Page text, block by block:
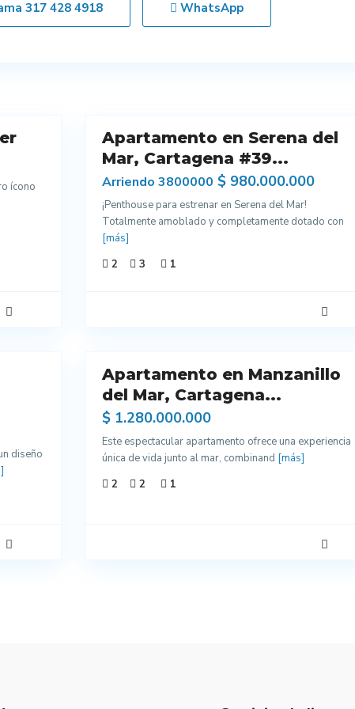
317 428 4918 WhatsApp
ícono
Apartamento en Serena del
Mar, Cartagena #39...
Arriendo 3800000 $ 980.000.000
¡Penthouse para estrenar en Serena del Mar!
Totalmente amoblado y completamente dotado con
[más]
2
3 1
diseño
Apartamento en Manzanillo
del Mar, Cartagena...
$ 1.280.000.000
Este espectacular apartamento ofrece una experiencia
única de vida junto al mar, combinand [más]
2
2 1